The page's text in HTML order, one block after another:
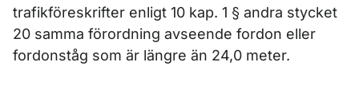
trafikföreskrifter enligt 10 kap. 1 § andra stycket
20 samma förordning avseende fordon eller
fordonståg som är längre än 24,0 meter.